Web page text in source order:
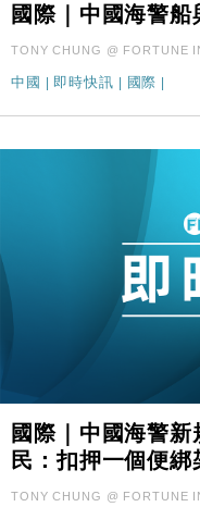
國際｜中國海警
TONY CHUNG @ FORTUNE
中國 | 即時快訊 | 國際 |
國際｜中國海警
民：扣押一個便綁
TONY CHUNG @ FORTUNE